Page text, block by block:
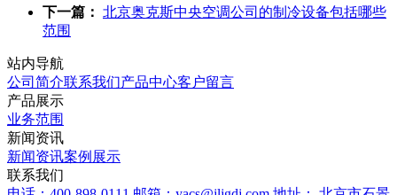
下一篇： 北京奥克斯中央空调公司的制冷设备包括哪些
范围
站内导航
公司简介联系我们产品中心客户留言
产品展示
业务范围
新闻资讯
新闻资讯案例展示
联系我们